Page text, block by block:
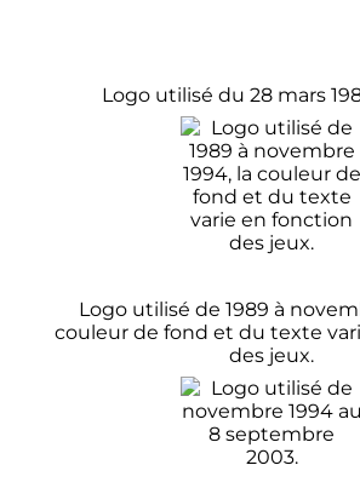
Logo utilisé du 28 mars
Logo utilisé de 1989 à
couleur de fond et du texte
des jeux.